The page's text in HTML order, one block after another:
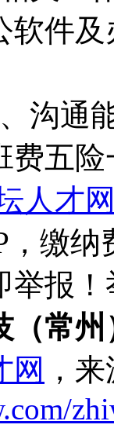
软件
沟通
费五险
人才
，缴
举报
（常
网 ，